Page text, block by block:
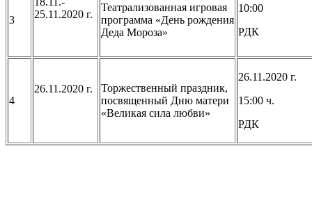
3
25.11.2020 г.
Театрализованная игровая
программа «День рождения
Деда Мороза»
10:00
РДК
4
26.11.2020 г.
Торжественный праздник,
посвященный Дню матери
«Великая сила любви»
26.11.2020 г.
15:00 ч.
РДК